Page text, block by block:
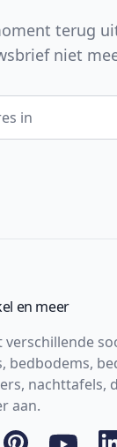
terug
niet
en meer
verschillende
bedbodems,
nachttafels,
aan.
PinterestYouTube